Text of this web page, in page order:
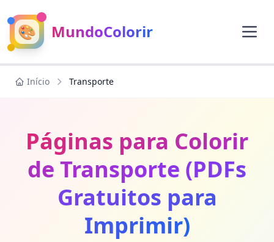
🎨 MundoColorir
Início Transporte
Páginas para Colorir
de Transporte (PDFs
Gratuitos para
Imprimir)